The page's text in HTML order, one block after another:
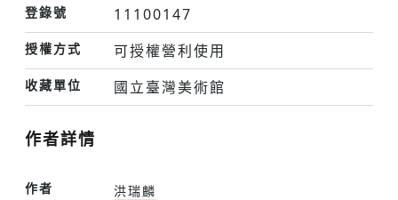
登錄號 11100147
授權方式 可授權營利使用
收藏單位 國立臺灣美術館
作者詳情
作者
洪瑞麟